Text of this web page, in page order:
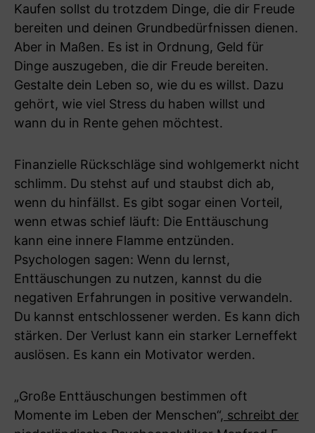
Kaufen sollst du trotzdem Dinge, die dir Freude
bereiten und deinen Grundbedürfnissen dienen.
Aber in Maßen. Es ist in Ordnung, Geld für
Dinge auszugeben, die dir Freude bereiten.
Gestalte dein Leben so, wie du es willst. Dazu
gehört, wie viel Stress du haben willst und
wann du in Rente gehen möchtest.
Finanzielle Rückschläge sind wohlgemerkt nicht
schlimm. Du stehst auf und staubst dich ab,
wenn du hinfällst. Es gibt sogar einen Vorteil,
wenn etwas schief läuft: Die Enttäuschung
kann eine innere Flamme entzünden.
Psychologen sagen: Wenn du lernst,
Enttäuschungen zu nutzen, kannst du die
negativen Erfahrungen in positive verwandeln.
Du kannst entschlossener werden. Es kann dich
stärken. Der Verlust kann ein starker Lerneffekt
auslösen. Es kann ein Motivator werden.
„Große Enttäuschungen bestimmen oft
Momente im Leben der Menschen“, schreibt der